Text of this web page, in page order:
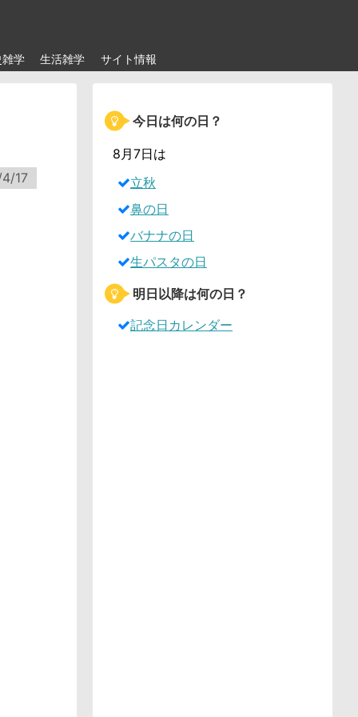
学 生活雑学 サイト情報
17
今日は何の日？
8月7日は
立秋
鼻の日
バナナの日
生パスタの日
明日以降は何の日？
記念日カレンダー